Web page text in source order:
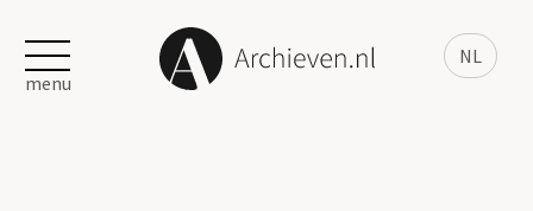
NL
menu